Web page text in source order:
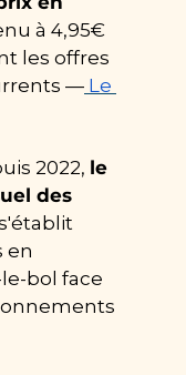
à 4,95€
les offres
— Le
2022, le
des
en
bol face